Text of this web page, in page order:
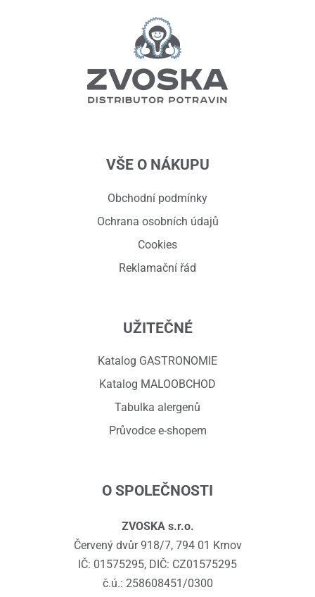
VŠE O NÁKUPU
Obchodní podmínky
Ochrana osobních údajů
Cookies
Reklamační řád
UŽITEČNÉ
Katalog GASTRONOMIE
Katalog MALOOBCHOD
Tabulka alergenů
Průvodce e-shopem
O SPOLEČNOSTI
ZVOSKA s.r.o.
Červený dvůr 918/7, 794 01 Krnov
IČ: 01575295, DIČ: CZ01575295
č.ú.: 258608451/0300